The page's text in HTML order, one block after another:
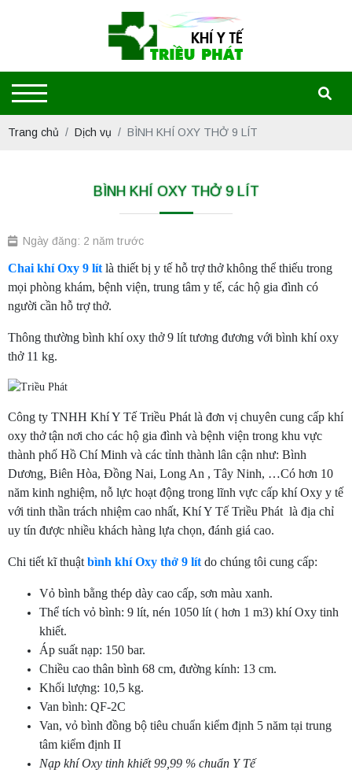
Trang chủ Dịch vụ BÌNH KHÍ OXY THỞ 9 LÍT
BÌNH KHÍ OXY THỞ 9 LÍT
Ngày đăng: 2 năm trước
Chai khí Oxy 9 lít là thiết bị y tế hỗ trợ thở không thể thiếu trong
mọi phòng khám, bệnh viện, trung tâm y tế, các hộ gia đình có
người cần hỗ trợ thở.
Thông thường bình khí oxy thở 9 lít tương đương với bình khí oxy
thở 11 kg.
Công ty TNHH Khí Y Tế Triều Phát là đơn vị chuyên cung cấp khí
oxy thở tận nơi cho các hộ gia đình và bệnh viện trong khu vực
thành phố Hồ Chí Minh và các tỉnh thành lân cận như: Bình
Dương, Biên Hòa, Đồng Nai, Long An , Tây Ninh, …Có hơn 10
năm kinh nghiệm, nỗ lực hoạt động trong lĩnh vực cấp khí Oxy y tế
với tinh thần trách nhiệm cao nhất, Khí Y Tế Triều Phát là địa chỉ
uy tín được nhiều khách hàng lựa chọn, đánh giá cao.
Chi tiết kĩ thuật bình khí Oxy thở 9 lít do chúng tôi cung cấp:
Vỏ bình bằng thép dày cao cấp, sơn màu xanh.
Thể tích vỏ bình: 9 lít, nén 1050 lít ( hơn 1 m3) khí Oxy tinh
khiết.
Áp suất nạp: 150 bar.
Chiều cao thân bình 68 cm, đường kính: 13 cm.
Khối lượng: 10,5 kg.
Van bình: QF-2C
Van, vỏ bình đồng bộ tiêu chuẩn kiểm định 5 năm tại trung
tâm kiểm định II
Nạp khí Oxy tinh khiết 99,99 % chuẩn Y Tế